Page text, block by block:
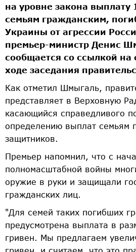
на уровне закона выплату
семьям гражданским,
Украины от агрессии
премьер-министр Денис
сообщается со ссылкой на
ходе заседания
Как отметил Шмыгаль,
представляет в Верховную
касающийся справедливого
определению выплат семьям
защитников.
Премьер напомнил, что с
полномасштабной войны
оружие в руки и защищали
гражданских лиц.
"Для семей таких погибших
предусмотрена выплата в
гривен. Мы предлагаем